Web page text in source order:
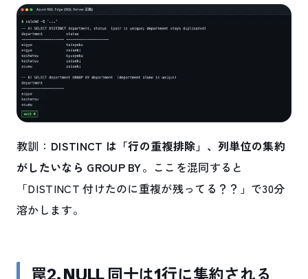
教訓： DISTINCT は「行の重複排除」、列単位の集約
がしたいなら GROUP BY。ここを混同すると
「DISTINCT 付けたのに重複が残ってる？？」で30分
溶かします。
罠2. NULL 同士は1行に集約される